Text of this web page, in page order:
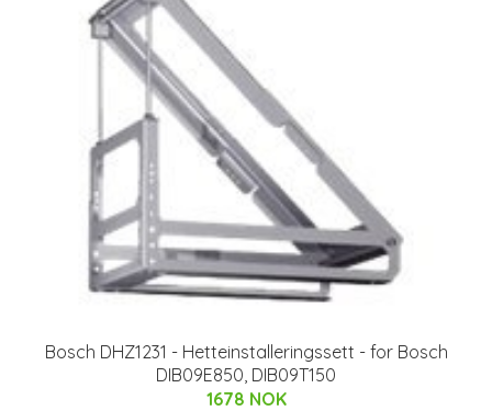
Bosch DHZ1231 - Hetteinstalleringssett - for Bosch
DIB09E850, DIB09T150
1678 NOK